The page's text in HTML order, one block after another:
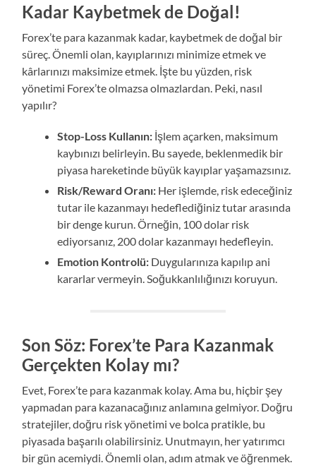
Kadar Kaybetmek de Doğal!
Forex’te para kazanmak kadar, kaybetmek de doğal bir
süreç. Önemli olan, kayıplarınızı minimize etmek ve
kârlarınızı maksimize etmek. İşte bu yüzden, risk
yönetimi Forex’te olmazsa olmazlardan. Peki, nasıl
yapılır?
Stop-Loss Kullanın: İşlem açarken, maksimum
kaybınızı belirleyin. Bu sayede, beklenmedik bir
piyasa hareketinde büyük kayıplar yaşamazsınız.
Risk/Reward Oranı: Her işlemde, risk edeceğiniz
tutar ile kazanmayı hedeflediğiniz tutar arasında
bir denge kurun. Örneğin, 100 dolar risk
ediyorsanız, 200 dolar kazanmayı hedefleyin.
Emotion Kontrolü: Duygularınıza kapılıp ani
kararlar vermeyin. Soğukkanlılığınızı koruyun.
Son Söz: Forex’te Para Kazanmak
Gerçekten Kolay mı?
Evet, Forex’te para kazanmak kolay. Ama bu, hiçbir şey
yapmadan para kazanacağınız anlamına gelmiyor. Doğru
stratejiler, doğru risk yönetimi ve bolca pratikle, bu
piyasada başarılı olabilirsiniz. Unutmayın, her yatırımcı
bir gün acemiydi. Önemli olan, adım atmak ve öğrenmek.